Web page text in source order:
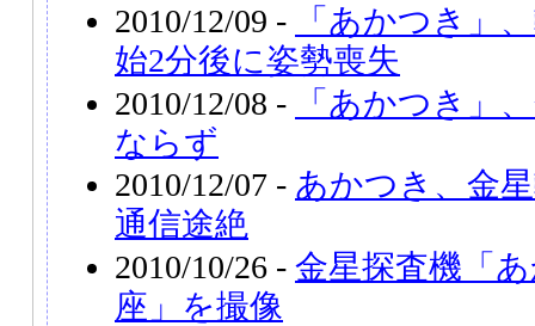
2010/12/09 -
「あかつき」
始2分後に姿勢喪失
2010/12/08 -
「あかつき」
ならず
2010/12/07 - あかつき、金
通信途絶
2010/10/26 - 金星探査機「
座」を撮像